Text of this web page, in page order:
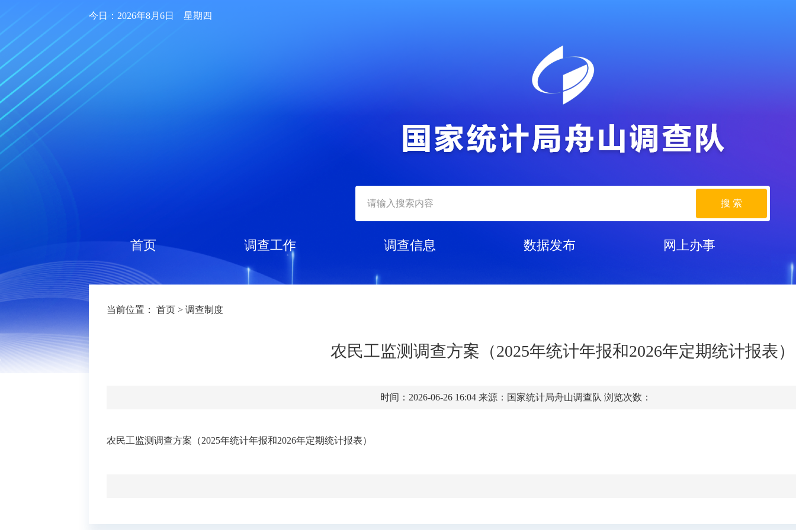
今日：2026年8月6日 星期四
搜 索
首页 调查工作 调查信息 数据发布 网上办事
当前位置： 首页 > 调查制度
农民工监测调查方案（2025年统计年报和2026年定期统计报表）
时间：2026-06-26 16:04 来源：国家统计局舟山调查队 浏览次数：
农民工监测调查方案（2025年统计年报和2026年定期统计报表）